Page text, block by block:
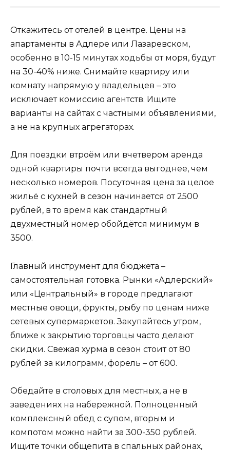
Откажитесь от отелей в центре. Цены на
апартаменты в Адлере или Лазаревском,
особенно в 10-15 минутах ходьбы от моря, будут
на 30-40% ниже. Снимайте квартиру или
комнату напрямую у владельцев – это
исключает комиссию агентств. Ищите
варианты на сайтах с частными объявлениями,
а не на крупных агрегаторах.
Для поездки втроём или вчетвером аренда
одной квартиры почти всегда выгоднее, чем
несколько номеров. Посуточная цена за целое
жильё с кухней в сезон начинается от 2500
рублей, в то время как стандартный
двухместный номер обойдётся минимум в
3500.
Главный инструмент для бюджета –
самостоятельная готовка. Рынки «Адлерский»
или «Центральный» в городе предлагают
местные овощи, фрукты, рыбу по ценам ниже
сетевых супермаркетов. Закупайтесь утром,
ближе к закрытию торговцы часто делают
скидки. Свежая хурма в сезон стоит от 80
рублей за килограмм, форель – от 600.
Обедайте в столовых для местных, а не в
заведениях на набережной. Полноценный
комплексный обед с супом, вторым и
компотом можно найти за 300-350 рублей.
Ищите точки общепита в спальных районах,